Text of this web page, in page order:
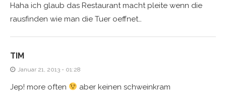
Haha ich glaub das Restaurant macht pleite wenn die
rausfinden wie man die Tuer oeffnet…
TIM
Januar 21, 2013 - 01:28
Jep! more often aber keinen schweinkram